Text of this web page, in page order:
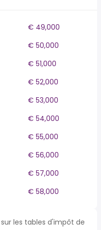
€ 49,000
€ 50,000
€ 51,000
€ 52,000
€ 53,000
€ 54,000
€ 55,000
€ 56,000
€ 57,000
€ 58,000
les tables d'impôt de